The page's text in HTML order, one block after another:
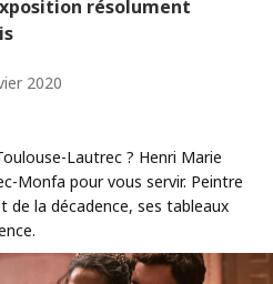
résolument
2020
Lautrec ? Henri Marie
Monfa pour vous servir. Peintre
de la décadence, ses tableaux